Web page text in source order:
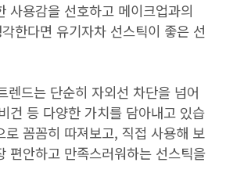
사용감을 선호하고 메이크업과의
한다면 유기자차 선스틱이 좋은 선
렌드는 단순히 자외선 차단을 넘어
건 등 다양한 가치를 담아내고 있습
로 꼼꼼히 따져보고, 직접 사용해 보
편안하고 만족스러워하는 선스틱을